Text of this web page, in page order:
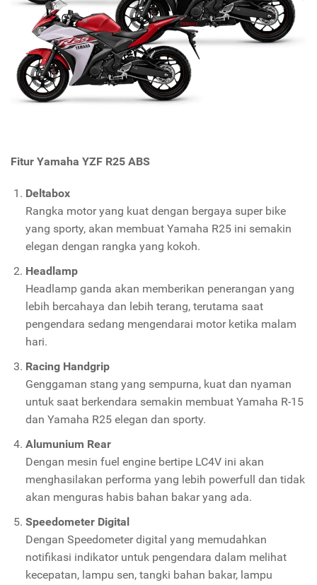
Fitur Yamaha YZF R25 ABS
Deltabox
Rangka motor yang kuat dengan bergaya super bike
yang sporty, akan membuat Yamaha R25 ini semakin
elegan dengan rangka yang kokoh.
Headlamp
Headlamp ganda akan memberikan penerangan yang
lebih bercahaya dan lebih terang, terutama saat
pengendara sedang mengendarai motor ketika malam
hari.
Racing Handgrip
Genggaman stang yang sempurna, kuat dan nyaman
untuk saat berkendara semakin membuat Yamaha R-15
dan Yamaha R25 elegan dan sporty.
Alumunium Rear
Dengan mesin fuel engine bertipe LC4V ini akan
menghasilakan performa yang lebih powerfull dan tidak
akan menguras habis bahan bakar yang ada.
Speedometer Digital
Dengan Speedometer digital yang memudahkan
notifikasi indikator untuk pengendara dalam melihat
kecepatan, lampu sen, tangki bahan bakar, lampu